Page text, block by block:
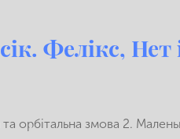
Фелікс, Нет
та орбітальна змова 2.